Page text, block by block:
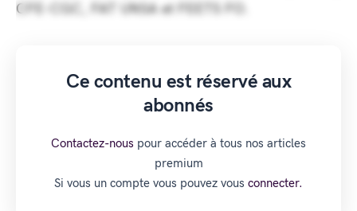
CFE-CGC, FAT UNSA et FEETS FO.
Ce contenu est réservé aux
abonnés
Contactez-nous pour accéder à tous nos articles
premium
Si vous un compte vous pouvez vous connecter.